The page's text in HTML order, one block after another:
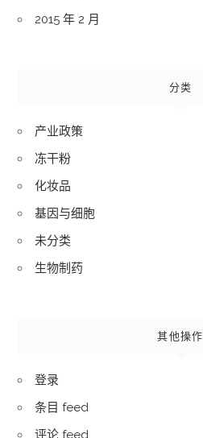
2015 年 2 月
分类
产业政策
冻干粉
化妆品
基因与细胞
未分类
生物制药
其他操作
登录
条目 feed
评论 feed